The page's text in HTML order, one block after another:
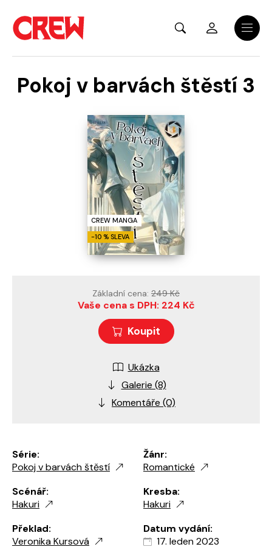
Menu
Pokoj v barvách štěstí 3
CREW MANGA
-10 % SLEVA
Série:
Pokoj v barvách štěstí
Žánr:
Romantické
Scénář:
Hakuri
Kresba:
Hakuri
Překlad:
Veronika Kursová
Datum vydání:
17. leden 2023
Základní cena: 249 Kč
Vaše cena s DPH: 224 Kč
Koupit
Ukázka
Galerie (8)
Komentáře (0)